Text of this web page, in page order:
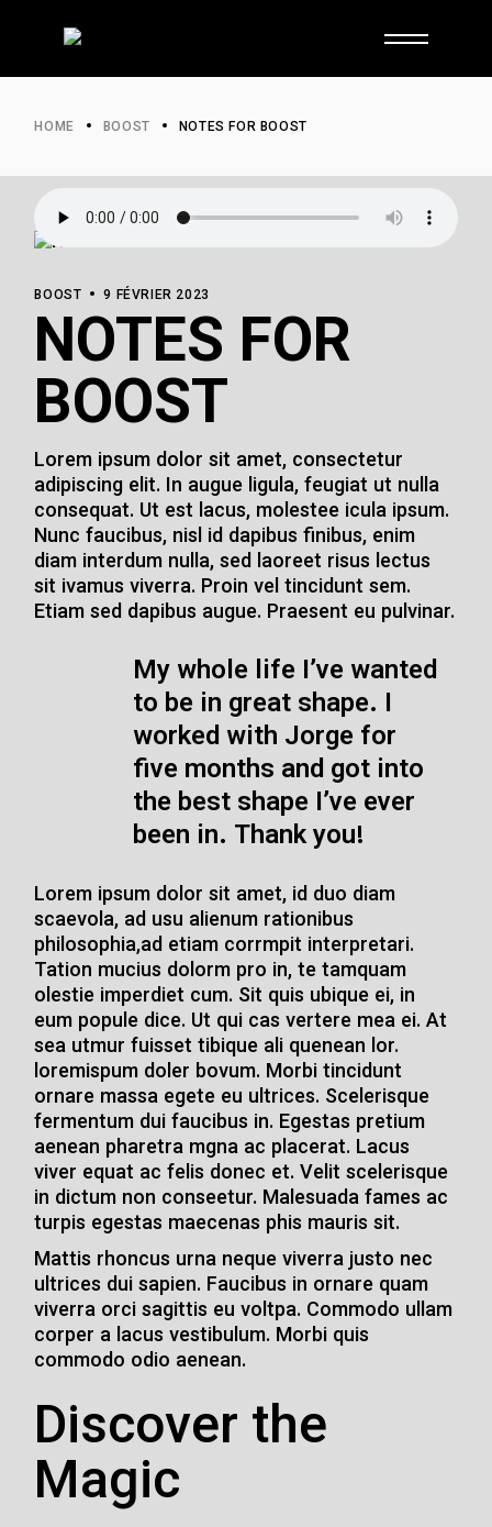
HOME BOOST NOTES FOR BOOST
BOOST 9 FÉVRIER 2023
NOTES FOR
BOOST
Lorem ipsum dolor sit amet, consectetur
adipiscing elit. In augue ligula, feugiat ut nulla
consequat. Ut est lacus, molestee icula ipsum.
Nunc faucibus, nisl id dapibus finibus, enim
diam interdum nulla, sed laoreet risus lectus
sit ivamus viverra. Proin vel tincidunt sem.
Etiam sed dapibus augue. Praesent eu pulvinar.
My whole life I’ve wanted
to be in great shape. I
worked with Jorge for
five months and got into
the best shape I’ve ever
been in. Thank you!
Lorem ipsum dolor sit amet, id duo diam
scaevola, ad usu alienum rationibus
philosophia,ad etiam corrmpit interpretari.
Tation mucius dolorm pro in, te tamquam
olestie imperdiet cum. Sit quis ubique ei, in
eum popule dice. Ut qui cas vertere mea ei. At
sea utmur fuisset tibique ali quenean lor.
loremispum doler bovum. Morbi tincidunt
ornare massa egete eu ultrices. Scelerisque
fermentum dui faucibus in. Egestas pretium
aenean pharetra mgna ac placerat. Lacus
viver equat ac felis donec et. Velit scelerisque
in dictum non conseetur. Malesuada fames ac
turpis egestas maecenas phis mauris sit.
Mattis rhoncus urna neque viverra justo nec
ultrices dui sapien. Faucibus in ornare quam
viverra orci sagittis eu voltpa. Commodo ullam
corper a lacus vestibulum. Morbi quis
commodo odio aenean.
Discover the
Magic